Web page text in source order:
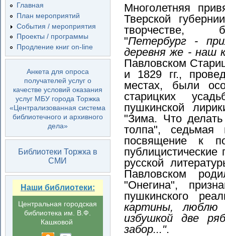
Главная
План мероприятий
События / мероприятия
Проекты / программы
Продление книг on-line
Анкета для опроса
получателей услуг о
качестве условий оказания
услуг МБУ города Торжка
«Централизованная система
библиотечного и архивного
дела»
Библиотеки Торжка в
СМИ
Наши библиотеки:
Центральная городская
библиотека им. В.Ф.
Кашковой
Многолетняя
Тверской
творчестве,
"Петербург -
деревня же - наш
Павловском
и 1829 гг.,
местах, были
старицких
пушкинской
"Зима. Что
толпа", седьмая
посвящение к
русской
Павловском
"Онегина",
пушкинского
картины, люблю
избушкой две
забор...".